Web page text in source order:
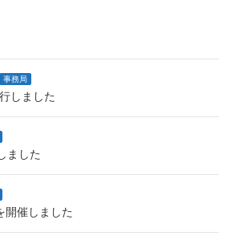
事務局
しました
ました
開催しました